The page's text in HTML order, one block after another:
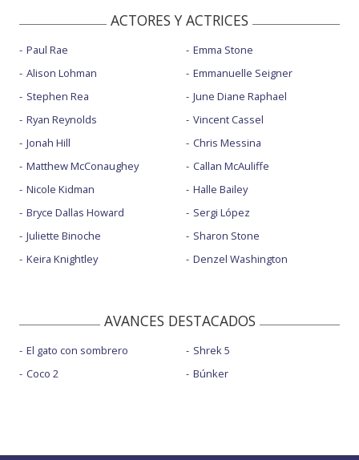
ACTORES Y ACTRICES
Paul Rae
Alison Lohman
Stephen Rea
Ryan Reynolds
Jonah Hill
Matthew McConaughey
Nicole Kidman
Bryce Dallas Howard
Juliette Binoche
Keira Knightley
Emma Stone
Emmanuelle Seigner
June Diane Raphael
Vincent Cassel
Chris Messina
Callan McAuliffe
Halle Bailey
Sergi López
Sharon Stone
Denzel Washington
AVANCES DESTACADOS
El gato con sombrero
Coco 2
Shrek 5
Búnker